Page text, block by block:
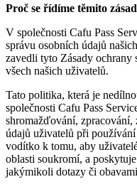
Proč se řídíme těmito
V společnosti Cafu Pass
správu osobních údajů
zavedli tyto Zásady ochrany
všech našich uživatelů.
Tato politika, která je
společnosti Cafu Pass
shromažďování, zpracování,
údajů uživatelů při
vodítko k tomu, aby
oblasti soukromí, a
jakýmikoli dotazy či